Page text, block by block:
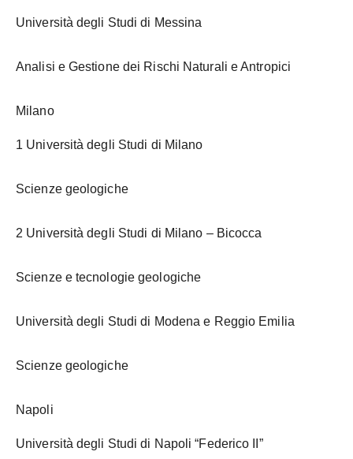
Università degli Studi di Messina
Analisi e Gestione dei Rischi Naturali e Antropici
Milano
1 Università degli Studi di Milano
Scienze geologiche
2 Università degli Studi di Milano – Bicocca
Scienze e tecnologie geologiche
Università degli Studi di Modena e Reggio Emilia
Scienze geologiche
Napoli
Università degli Studi di Napoli “Federico II”